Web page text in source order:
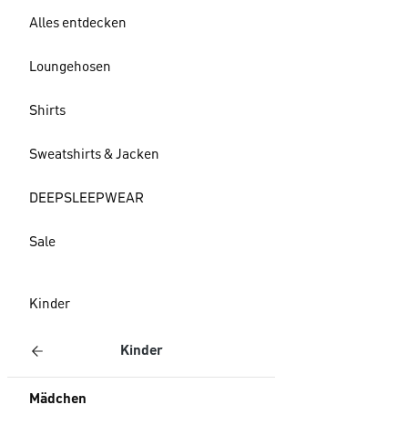
Alles entdecken
Loungehosen
Shirts
Sweatshirts & Jacken
DEEPSLEEPWEAR
Sale
Kinder
Kinder
Mädchen